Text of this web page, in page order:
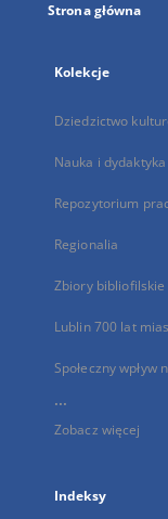
Strona główna
Kolekcje
Dziedzictwo
Nauka i dydaktyka
Repozytorium
Regionalia
Zbiory bibliofilskie
Lublin 700 lat
Społeczny wpływ
...
Zobacz więcej
Indeksy